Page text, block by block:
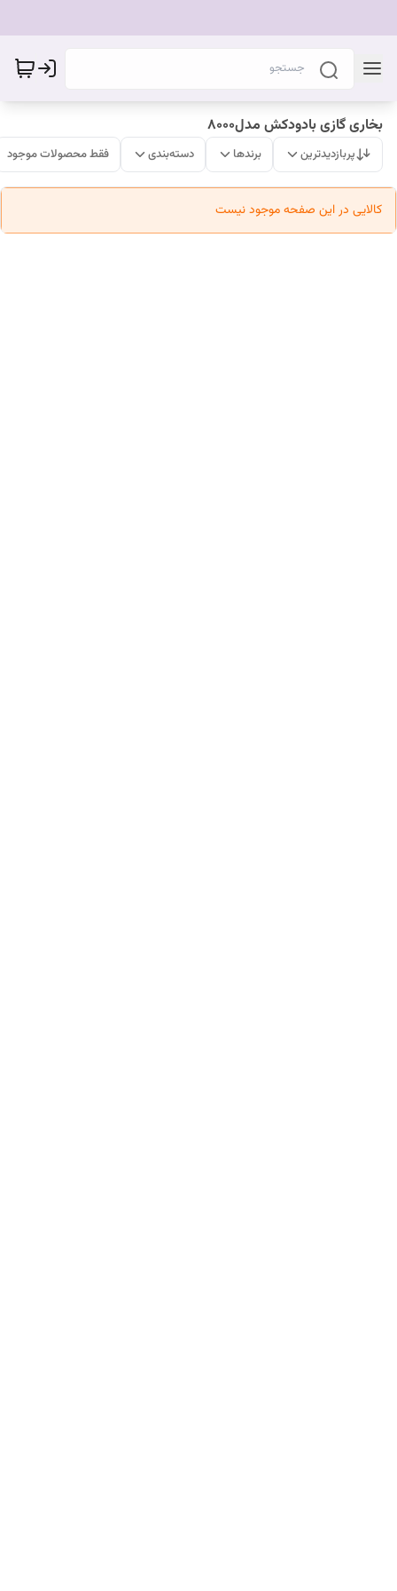
بخاری گازی بادودکش مدل۸۰۰۰
پربازدیدترین برندها دسته‌بندی فقط محصولات موجود
کالایی در این صفحه موجود نیست